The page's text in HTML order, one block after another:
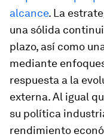
alcance. La
una sólida
plazo, así como
mediante
respuesta a la
externa. Al igual
su política
rendimiento